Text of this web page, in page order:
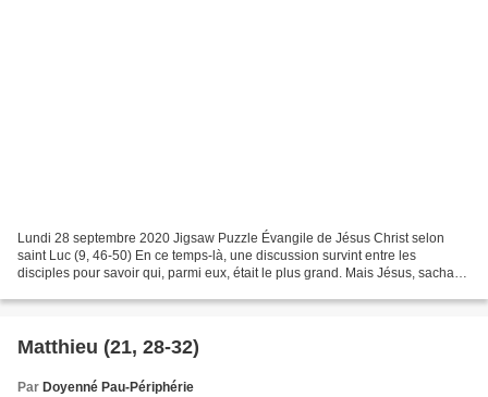
Lundi 28 septembre 2020 Jigsaw Puzzle Évangile de Jésus Christ selon
saint Luc (9, 46-50) En ce temps-là, une discussion survint entre les
disciples pour savoir qui, parmi eux, était le plus grand. Mais Jésus, sachant
Matthieu (21, 28-32)
Par Doyenné Pau-Périphérie